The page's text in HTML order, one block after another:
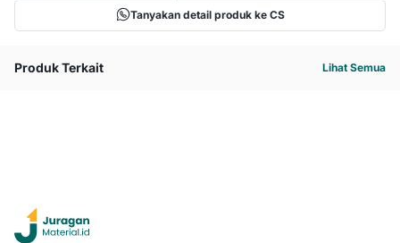
Tanyakan detail produk ke CS
Produk Terkait Lihat Semua